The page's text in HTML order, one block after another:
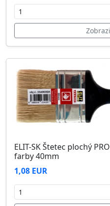
ELIT-SK Štetec plochý
farby 40mm
1,08 EUR